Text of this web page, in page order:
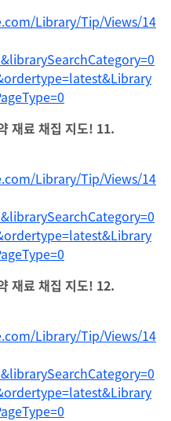
Library/Tip/Views/14
재료 채집 지도! 11.
Library/Tip/Views/14
재료 채집 지도! 12.
Library/Tip/Views/14